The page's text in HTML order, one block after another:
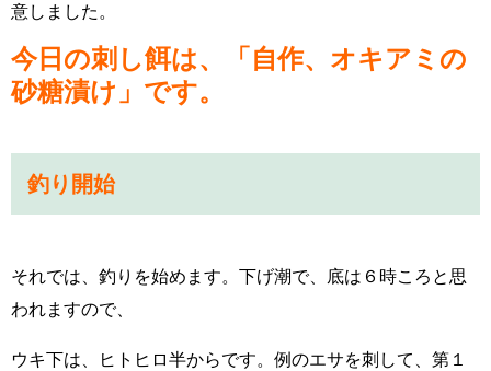
意しました。
今日の刺し餌は、「自作、オキアミの
砂糖漬け」です。
釣り開始
それでは、 釣りを始めます。下げ潮で、底は６時ころと思
われますので、
ウキ下は、ヒトヒロ半からです。例のエサを刺して、第１